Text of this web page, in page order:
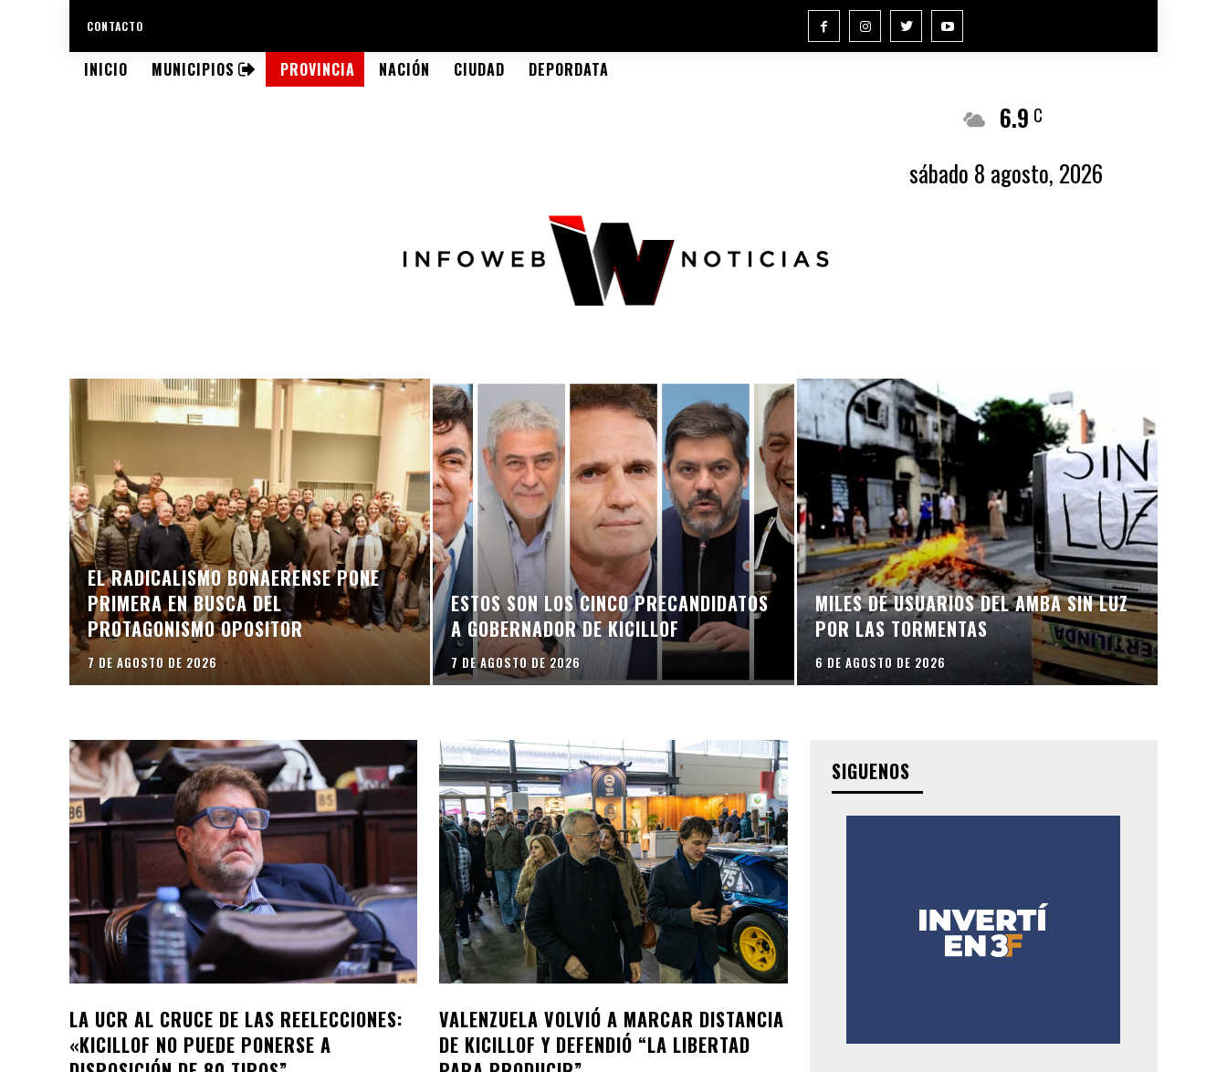
CONTACTO
INICIO MUNICIPIOS PROVINCIA NACIÓN CIUDAD DEPORDATA
6.9 C
sábado 8 agosto, 2026
EL RADICALISMO BONAERENSE PONE
PRIMERA EN BUSCA DEL
PROTAGONISMO OPOSITOR
7 DE AGOSTO DE 2026
ESTOS SON LOS CINCO PRECANDIDATOS
A GOBERNADOR DE KICILLOF
7 DE AGOSTO DE 2026
MILES DE USUARIOS DEL AMBA SIN LUZ
POR LAS TORMENTAS
6 DE AGOSTO DE 2026
LA UCR AL CRUCE DE LAS REELECCIONES:
«KICILLOF NO PUEDE PONERSE A
VALENZUELA VOLVIÓ A MARCAR DISTANCIA
DE KICILLOF Y DEFENDIÓ “LA LIBERTAD
SIGUENOS